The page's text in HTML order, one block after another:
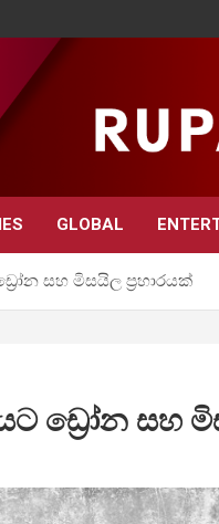
GLOBAL
සහ මිසයිල ප්‍රහාරයක්
‍ඩ්‍රෝන සහ